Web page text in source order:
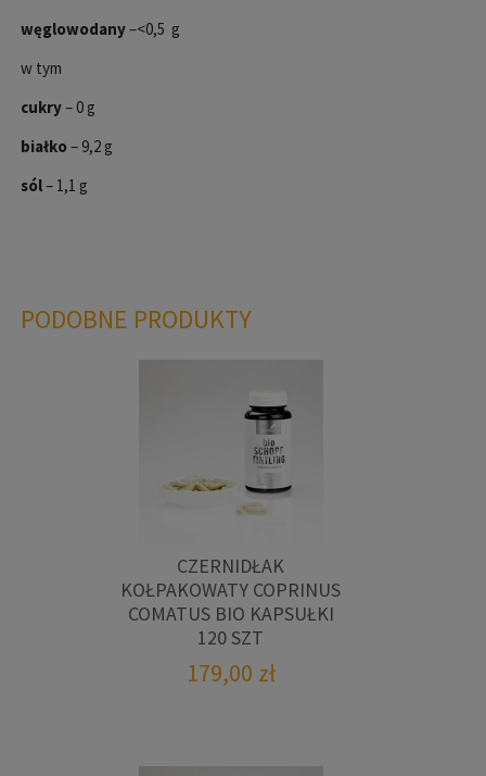
węglowodany–<0,5 g
w tym
cukry– 0 g
białko – 9,2 g
sól– 1,1 g
PODOBNE PRODUKTY
CZERNIDŁAK
KOŁPAKOWATY COPRINUS
COMATUS BIO KAPSUŁKI
120 SZT
179,00 zł